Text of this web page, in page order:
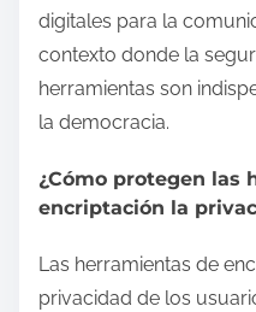
digitales para la
contexto donde la
herramientas son
la democracia.
¿Cómo protegen las
encriptación la
Las herramientas de
privacidad de los